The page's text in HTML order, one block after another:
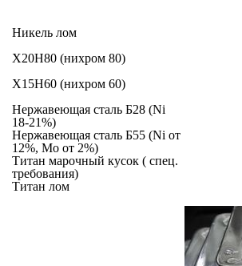
Никель лом
X20Н80 (нихром 80)
X15Н60 (нихром 60)
Нержавеющая сталь Б28 (Ni
18-21%)
Нержавеющая сталь Б55 (Ni от
12%, Мо от 2%)
Титан марочный кусок ( спец.
требования)
Титан лом